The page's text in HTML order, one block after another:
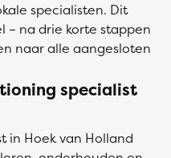
specialisten. Dit
– na drie korte stappen
naar alle aangesloten
specialist
in Hoek van Holland